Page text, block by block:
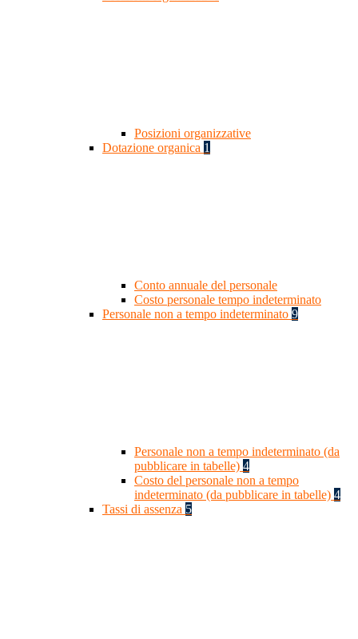
Posizioni organizzative
Dotazione organica 1
Conto annuale del personale
Costo personale tempo indeterminato
Personale non a tempo indeterminato 9
Personale non a tempo indeterminato (da
pubblicare in tabelle) 4
Costo del personale non a tempo
indeterminato (da pubblicare in tabelle) 4
Tassi di assenza 5